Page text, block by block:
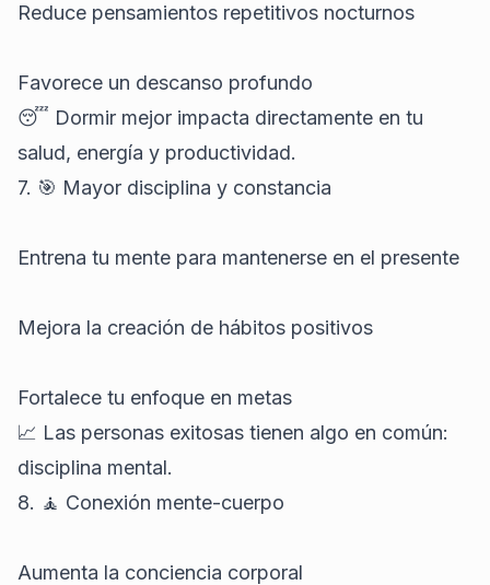
Reduce pensamientos repetitivos nocturnos
Favorece un descanso profundo
😴 Dormir mejor impacta directamente en tu
salud, energía y productividad.
7. 🎯 Mayor disciplina y constancia
Entrena tu mente para mantenerse en el presente
Mejora la creación de hábitos positivos
Fortalece tu enfoque en metas
📈 Las personas exitosas tienen algo en común:
disciplina mental.
8. 🧘 Conexión mente-cuerpo
Aumenta la conciencia corporal